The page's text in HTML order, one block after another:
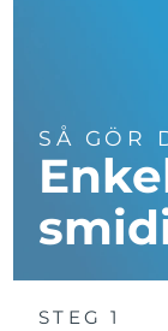
SÅ GÖR
STEG 1